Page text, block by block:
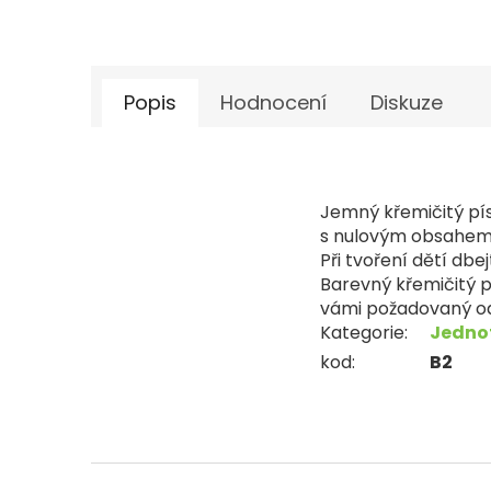
Popis Hodnocení Diskuze
Jemný křemičitý
s nulovým
Při tvoření dětí
Barevný křemičitý
vámi požadovaný
Kategorie:
kod: B2